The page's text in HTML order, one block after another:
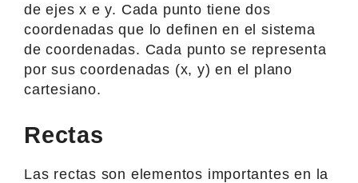
de ejes x e y. Cada punto tiene dos
coordenadas que lo definen en el sistema
de coordenadas. Cada punto se representa
por sus coordenadas (x, y) en el plano
cartesiano.
Rectas
Las rectas son elementos importantes en la